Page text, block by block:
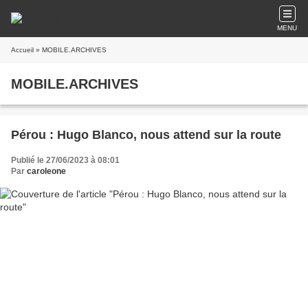
MENU
Accueil » MOBILE.ARCHIVES
MOBILE.ARCHIVES
Pérou : Hugo Blanco, nous attend sur la route
Publié le 27/06/2023 à 08:01
Par caroleone